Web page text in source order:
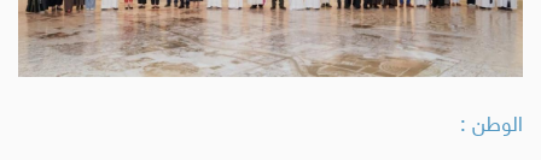
الوطن :